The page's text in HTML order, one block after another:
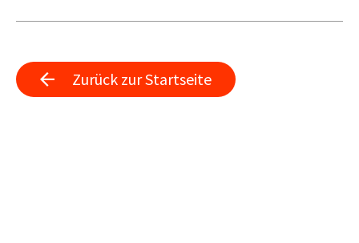
Zurück zur Startseite